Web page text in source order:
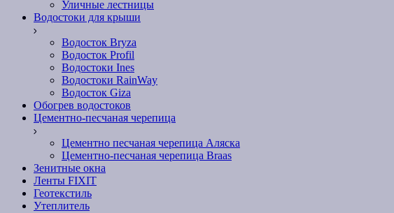
Уличные лестницы
Водостоки для крыши
Водосток Bryza
Водосток Profil
Водостоки Ines
Водостоки RainWay
Водосток Giza
Обогрев водостоков
Цементно-песчаная черепица
Цементно песчаная черепица Аляска
Цементно-песчаная черепица Braas
Зенитные окна
Ленты FIXIT
Геотекстиль
Утеплитель